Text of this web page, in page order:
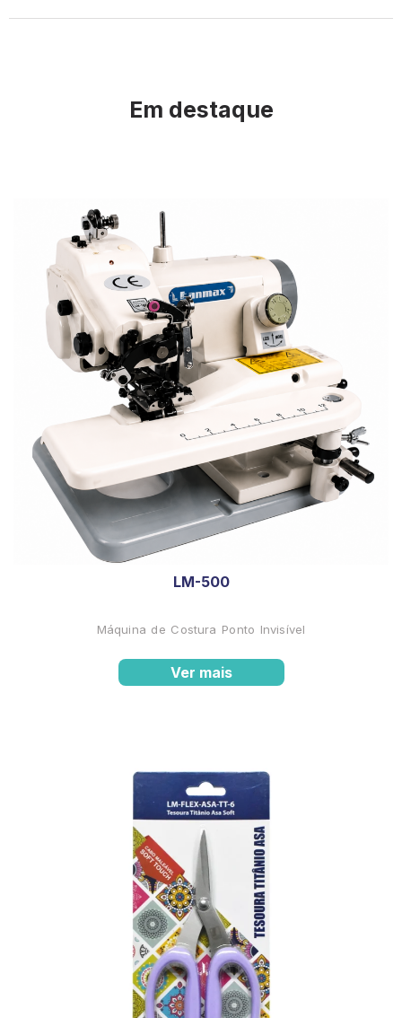
Em destaque
LM-500
Máquina de Costura Ponto Invisível
Ver mais